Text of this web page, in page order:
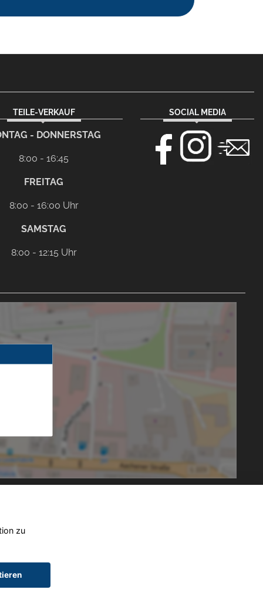
TEILE-VERKAUF
- DONNERSTAG
8:00 - 16:45
FREITAG
8:00 - 16:00 Uhr
SAMSTAG
8:00 - 12:15 Uhr
SOCIAL MEDIA
zu